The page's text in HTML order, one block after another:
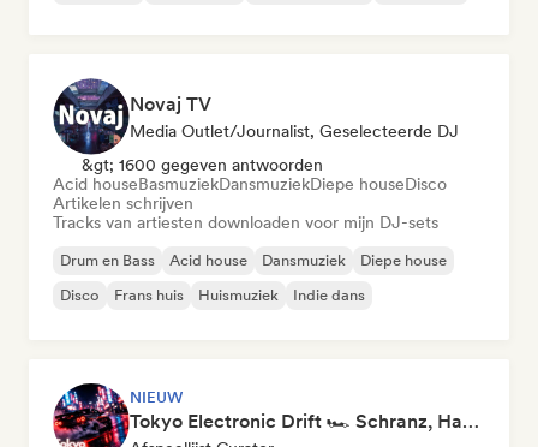
Novaj TV
Media Outlet/Journalist, Geselecteerde DJ
&gt; 1600 gegeven antwoorden
Acid houseBasmuziekDansmuziekDiepe houseDisco
Artikelen schrijven
Tracks van artiesten downloaden voor mijn DJ-sets
Drum en Bass Acid house Dansmuziek
Diepe house
Disco
Frans huis Huismuziek Indie dans
NIEUW
Tokyo Electronic Drift 🏎️ Schranz, Hard Techno & Anime EDM